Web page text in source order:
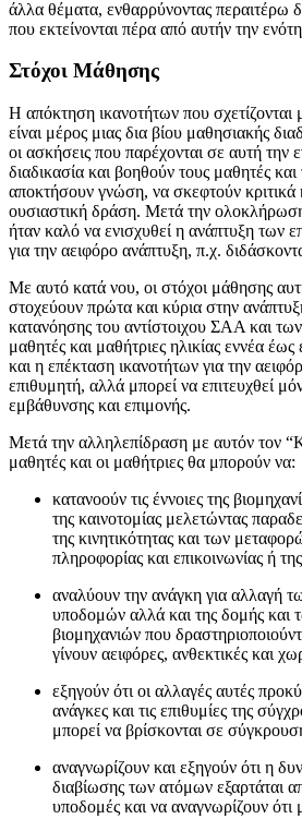
άλλα θέματα, ενθαρρύνοντας περαιτέρω
που εκτείνονται πέρα από αυτήν την
Στόχοι Μάθησης
Η απόκτηση ικανοτήτων που σχετίζονται
είναι μέρος μιας δια βίου μαθησιακής
οι ασκήσεις που παρέχονται σε αυτή την
διαδικασία και βοηθούν τους μαθητές και
αποκτήσουν γνώση, να σκεφτούν κριτικά
ουσιαστική δράση. Μετά την
ήταν καλό να ενισχυθεί η ανάπτυξη των
για την αειφόρο ανάπτυξη, π.χ.
Με αυτό κατά νου, οι στόχοι μάθησης
στοχεύουν πρώτα και κύρια στην
κατανόησης του αντίστοιχου ΣΑΑ και
μαθητές και μαθήτριες ηλικίας εννέα
και η επέκταση ικανοτήτων για την
επιθυμητή, αλλά μπορεί να επιτευχθεί
εμβάθυνσης και επιμονής.
Μετά την αλληλεπίδραση με αυτόν τον
μαθητές και οι μαθήτριες θα μπορούν να:
κατανοούν τις έννοιες της
της καινοτομίας μελετώντας
της κινητικότητας και των
πληροφορίας και επικοινωνίας ή
αναλύουν την ανάγκη για αλλαγή
υποδομών αλλά και της δομής και
βιομηχανιών που
γίνουν αειφόρες, ανθεκτικές και
εξηγούν ότι οι αλλαγές αυτές
ανάγκες και τις επιθυμίες της
μπορεί να βρίσκονται σε
αναγνωρίζουν και εξηγούν ότι η
διαβίωσης των ατόμων εξαρτάται
υποδομές και να αναγνωρίζουν